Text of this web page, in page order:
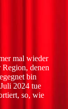
mal wieder
denen
bin
2024 tue
so, wie